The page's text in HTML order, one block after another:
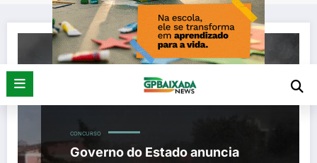
CONCURSO
Governo do Estado anuncia